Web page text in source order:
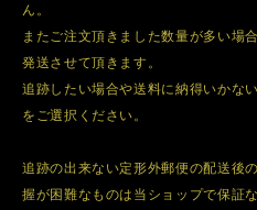
ん。
またご注文頂きました数量が多い場
発送させて頂きます。
追跡したい場合や送料に納得いかな
をご選択ください。
追跡の出来ない定形外郵便の配送後
握が困難なものは当ショップで保証